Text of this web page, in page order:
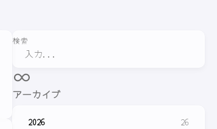
検索
アーカイブ
2026 26